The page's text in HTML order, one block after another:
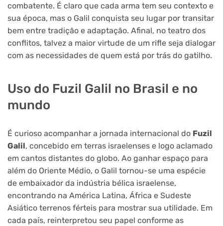
combatente. É claro que cada arma tem seu contexto e
sua época, mas o Galil conquista seu lugar por transitar
bem entre tradição e adaptação. Afinal, no teatro dos
conflitos, talvez a maior virtude de um rifle seja dialogar
com as necessidades de quem está por trás do gatilho.
Uso do Fuzil Galil no Brasil e no
mundo
É curioso acompanhar a jornada internacional do Fuzil
Galil, concebido em terras israelenses e logo aclamado
em cantos distantes do globo. Ao ganhar espaço para
além do Oriente Médio, o Galil tornou-se uma espécie
de embaixador da indústria bélica israelense,
encontrando na América Latina, África e Sudeste
Asiático terrenos férteis para mostrar sua utilidade. Em
cada país, reinterpretou seu papel conforme as